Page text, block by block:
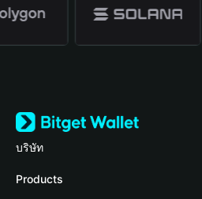
บริษัท
เกี่ยวกับ Bitget Wallet
Products